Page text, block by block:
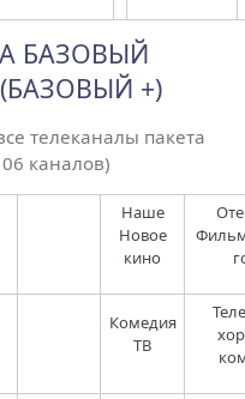
БАЗОВЫЙ
+)
телеканалы пакета
каналов)
Наше
Новое
кино
Комедия
ТВ